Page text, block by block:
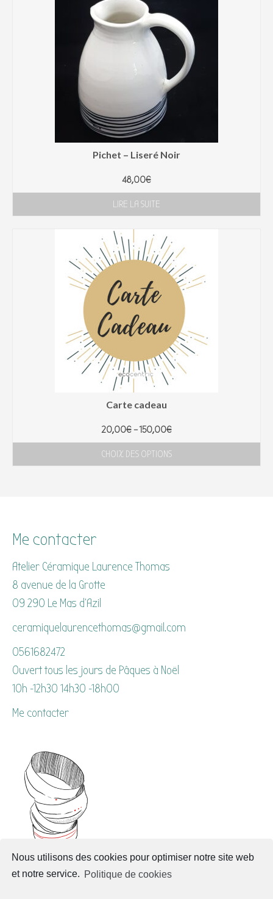
Nous utilisons des cookies pour optimiser notre site web
et notre service. Politique de cookies
Pichet – Liseré Noir
48,00€
LIRE LA SUITE
Carte cadeau
20,00€–150,00€
CHOIX DES OPTIONS
Me contacter
Atelier Céramique Laurence Thomas
8 avenue de la Grotte
09 290 Le Mas d’Azil
ceramiquelaurencethomas@gmail.com
0561682472
Ouvert tous les jours de Pâques à Noël
10h -12h30 14h30 -18h00
Me contacter